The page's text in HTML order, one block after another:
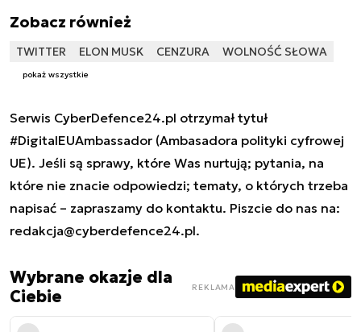
Zobacz również
TWITTER ELON MUSK CENZURA WOLNOŚĆ SŁOWA
pokaż wszystkie
Serwis CyberDefence24.pl otrzymał tytuł
#DigitalEUAmbassador (Ambasadora polityki cyfrowej
UE). Jeśli są sprawy, które Was nurtują; pytania, na
które nie znacie odpowiedzi; tematy, o których trzeba
napisać – zapraszamy do kontaktu. Piszcie do nas na:
redakcja@cyberdefence24.pl.
Wybrane okazje dla
Ciebie
REKLAMA